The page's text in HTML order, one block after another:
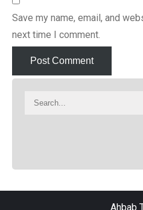
Save my name, email, and
next time I comment.
Ahbab